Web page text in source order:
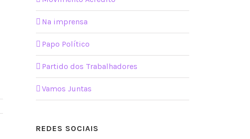
Na imprensa
Papo Político
Partido dos Trabalhadores
Vamos Juntas
REDES SOCIAIS